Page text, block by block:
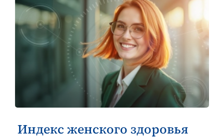
Индекс женского здоровья